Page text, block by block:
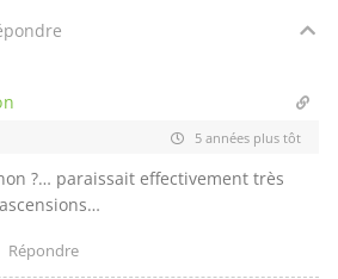
5 années plus tôt
?… paraissait effectivement très
Répondre